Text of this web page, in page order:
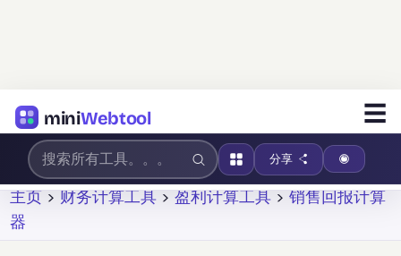
miniWebtool ☰
分享
主页 > 财务计算工具 >盈利计算工具 >销售回报计算
器